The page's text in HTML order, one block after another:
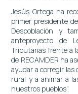
Jesús Ortega ha
primer presidente
Despoblación y
anteproyecto de
Tributarias frente a
de RECAMDER ha
ayudar a corregir las
rural y a animar a
nuestros pueblos”.